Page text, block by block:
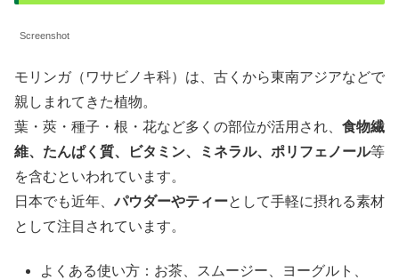
Screenshot
モリンガ（ワサビノキ科）は、古くから東南アジアなどで
親しまれてきた植物。
葉・莢・種子・根・花など多くの部位が活用され、 食物繊
維、たんぱく質、ビタミン、ミネラル、ポリフェノール等
を含むといわれています。
日本でも近年、パウダーやティーとして手軽に摂れる素材
として注目されています。
よくある使い方：お茶、スムージー、ヨーグルト、